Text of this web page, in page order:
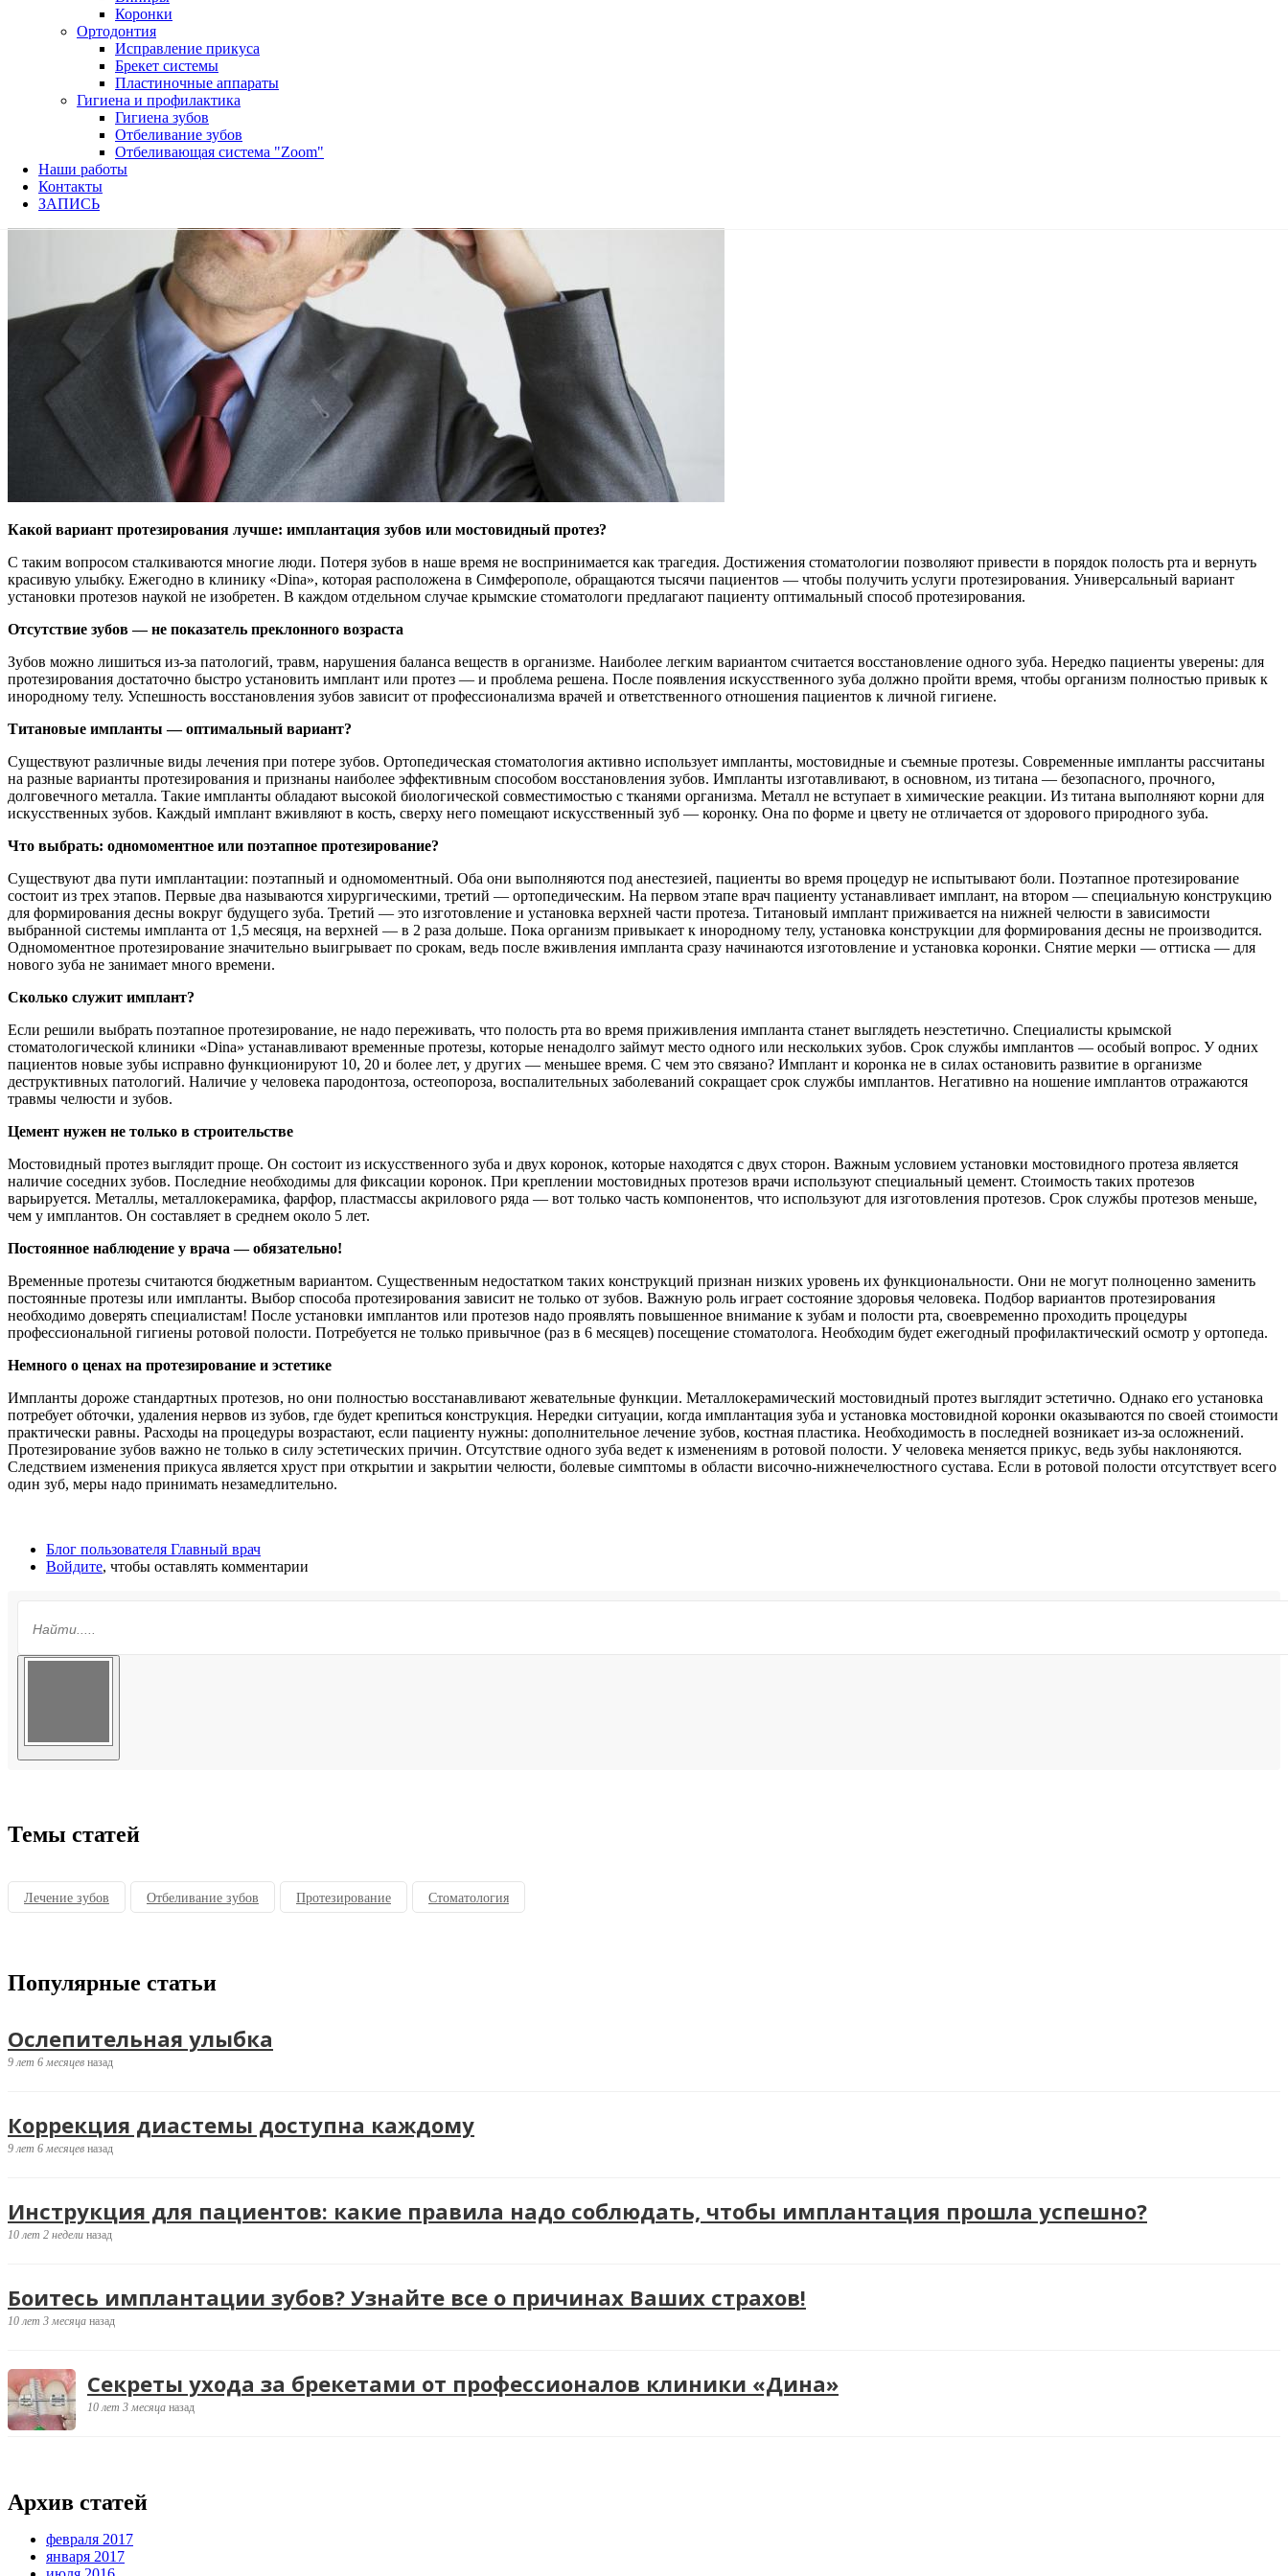
Коронки
Ортодонтия
Исправление прикуса
Брекет системы
Пластиночные аппараты
Гигиена и профилактика
Гигиена зубов
Отбеливание зубов
Отбеливающая система "Zoom"
Наши работы
Контакты
ЗАПИСЬ
Какой вариант протезирования лучше: имплантация зубов или мостовидный протез?
С таким вопросом сталкиваются многие люди. Потеря зубов в наше время не воспринимается как трагедия. Достижения стоматологии позволяют привести в порядок полость рта и вернуть
красивую улыбку. Ежегодно в клинику «Dina», которая расположена в Симферополе, обращаются тысячи пациентов — чтобы получить услуги протезирования. Универсальный вариант
установки протезов наукой не изобретен. В каждом отдельном случае крымские стоматологи предлагают пациенту оптимальный способ протезирования.
Отсутствие зубов — не показатель преклонного возраста
Зубов можно лишиться из-за патологий, травм, нарушения баланса веществ в организме. Наиболее легким вариантом считается восстановление одного зуба. Нередко пациенты уверены: для
протезирования достаточно быстро установить имплант или протез — и проблема решена. После появления искусственного зуба должно пройти время, чтобы организм полностью привык к
инородному телу. Успешность восстановления зубов зависит от профессионализма врачей и ответственного отношения пациентов к личной гигиене.
Титановые импланты — оптимальный вариант?
Существуют различные виды лечения при потере зубов. Ортопедическая стоматология активно использует импланты, мостовидные и съемные протезы. Современные импланты рассчитаны
на разные варианты протезирования и признаны наиболее эффективным способом восстановления зубов. Импланты изготавливают, в основном, из титана — безопасного, прочного,
долговечного металла. Такие импланты обладают высокой биологической совместимостью с тканями организма. Металл не вступает в химические реакции. Из титана выполняют корни для
искусственных зубов. Каждый имплант вживляют в кость, сверху него помещают искусственный зуб — коронку. Она по форме и цвету не отличается от здорового природного зуба.
Что выбрать: одномоментное или поэтапное протезирование?
Существуют два пути имплантации: поэтапный и одномоментный. Оба они выполняются под анестезией, пациенты во время процедур не испытывают боли. Поэтапное протезирование
состоит из трех этапов. Первые два называются хирургическими, третий — ортопедическим. На первом этапе врач пациенту устанавливает имплант, на втором — специальную конструкцию
для формирования десны вокруг будущего зуба. Третий — это изготовление и установка верхней части протеза. Титановый имплант приживается на нижней челюсти в зависимости
выбранной системы импланта от 1,5 месяця, на верхней — в 2 раза дольше. Пока организм привыкает к инородному телу, установка конструкции для формирования десны не производится.
Одномоментное протезирование значительно выигрывает по срокам, ведь после вживления импланта сразу начинаются изготовление и установка коронки. Снятие мерки — оттиска — для
нового зуба не занимает много времени.
Сколько служит имплант?
Если решили выбрать поэтапное протезирование, не надо переживать, что полость рта во время приживления импланта станет выглядеть неэстетично. Специалисты крымской
стоматологической клиники «Dina» устанавливают временные протезы, которые ненадолго займут место одного или нескольких зубов. Срок службы имплантов — особый вопрос. У одних
пациентов новые зубы исправно функционируют 10, 20 и более лет, у других — меньшее время. С чем это связано? Имплант и коронка не в силах остановить развитие в организме
деструктивных патологий. Наличие у человека пародонтоза, остеопороза, воспалительных заболеваний сокращает срок службы имплантов. Негативно на ношение имплантов отражаются
травмы челюсти и зубов.
Цемент нужен не только в строительстве
Мостовидный протез выглядит проще. Он состоит из искусственного зуба и двух коронок, которые находятся с двух сторон. Важным условием установки мостовидного протеза является
наличие соседних зубов. Последние необходимы для фиксации коронок. При креплении мостовидных протезов врачи используют специальный цемент. Стоимость таких протезов
варьируется. Металлы, металлокерамика, фарфор, пластмассы акрилового ряда — вот только часть компонентов, что используют для изготовления протезов. Срок службы протезов меньше,
чем у имплантов. Он составляет в среднем около 5 лет.
Постоянное наблюдение у врача — обязательно!
Временные протезы считаются бюджетным вариантом. Существенным недостатком таких конструкций признан низких уровень их функциональности. Они не могут полноценно заменить
постоянные протезы или импланты. Выбор способа протезирования зависит не только от зубов. Важную роль играет состояние здоровья человека. Подбор вариантов протезирования
необходимо доверять специалистам! После установки имплантов или протезов надо проявлять повышенное внимание к зубам и полости рта, своевременно проходить процедуры
профессиональной гигиены ротовой полости. Потребуется не только привычное (раз в 6 месяцев) посещение стоматолога. Необходим будет ежегодный профилактический осмотр у ортопеда.
Немного о ценах на протезирование и эстетике
Импланты дороже стандартных протезов, но они полностью восстанавливают жевательные функции. Металлокерамический мостовидный протез выглядит эстетично. Однако его установка
потребует обточки, удаления нервов из зубов, где будет крепиться конструкция. Нередки ситуации, когда имплантация зуба и установка мостовидной коронки оказываются по своей стоимости
практически равны. Расходы на процедуры возрастают, если пациенту нужны: дополнительное лечение зубов, костная пластика. Необходимость в последней возникает из-за осложнений.
Протезирование зубов важно не только в силу эстетических причин. Отсутствие одного зуба ведет к изменениям в ротовой полости. У человека меняется прикус, ведь зубы наклоняются.
Следствием изменения прикуса является хруст при открытии и закрытии челюсти, болевые симптомы в области височно-нижнечелюстного сустава. Если в ротовой полости отсутствует всего
один зуб, меры надо принимать незамедлительно.
Блог пользователя Главный врач
Войдите, чтобы оставлять комментарии
Форма поиска
Темы статей
Лечение зубов Отбеливание зубов Протезирование Стоматология
Популярные статьи
Ослепительная улыбка
9 лет 6 месяцев назад
Коррекция диастемы доступна каждому
9 лет 6 месяцев назад
Инструкция для пациентов: какие правила надо соблюдать, чтобы имплантация прошла успешно?
10 лет 2 недели назад
Боитесь имплантации зубов? Узнайте все о причинах Ваших страхов!
10 лет 3 месяца назад
Секреты ухода за брекетами от профессионалов клиники «Дина»
10 лет 3 месяца назад
Архив статей
февраля 2017
января 2017